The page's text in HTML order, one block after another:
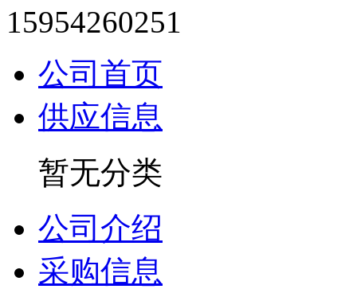
15954260251
公司首页
供应信息
暂无分类
公司介绍
采购信息